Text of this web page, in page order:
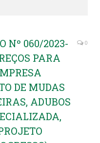
Nº 060/2023-
PARA
DE MUDAS
ADUBOS
0